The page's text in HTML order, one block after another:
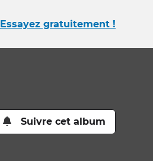
Essayez gratuitement !
Suivre cet album